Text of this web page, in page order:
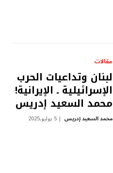
مقالات
لبنان وتداعيات الحرب
الإسرائيلية ـ الإيرانية!
محمد السعيد إدريس
محمد السعيد إدريس 5 يوليو,2025